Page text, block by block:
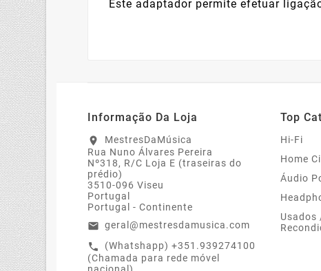
Este adaptador permite efetuar
Informação Da Loja
location_on
MestresDaMúsica
Rua Nuno Álvares Pereira
Nº318, R/C Loja E (traseiras do
prédio)
3510-096 Viseu
Portugal
Portugal - Continente
email geral@mestresdamusica.com
call
(Whatshapp) +351.939274100
(Chamada para rede móvel
nacional)
Top
Hi-Fi
Home
Áudio
Usados